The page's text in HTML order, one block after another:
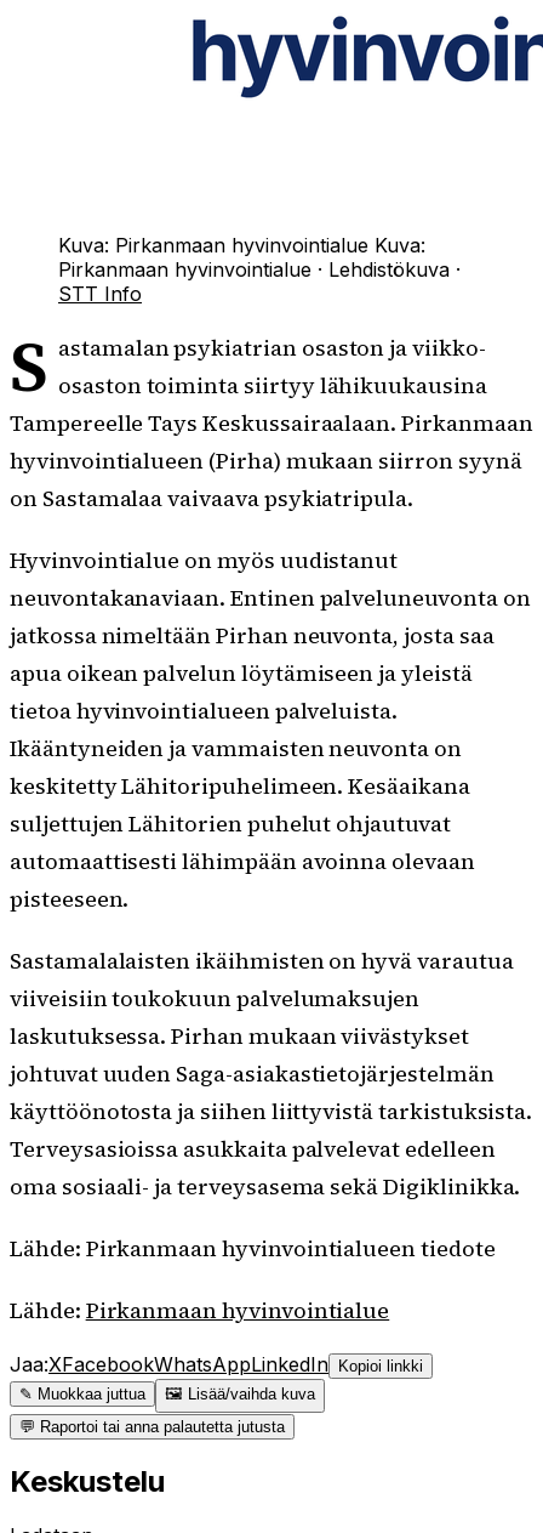
Kuva: Pirkanmaan hyvinvointialue Kuva:
Pirkanmaan hyvinvointialue · Lehdistökuva ·
STT Info
S astamalan psykiatrian osaston ja viikko-
osaston toiminta siirtyy lähikuukausina
Tampereelle Tays Keskussairaalaan. Pirkanmaan
hyvinvointialueen (Pirha) mukaan siirron syynä
on Sastamalaa vaivaava psykiatripula.
Hyvinvointialue on myös uudistanut
neuvontakanaviaan. Entinen palveluneuvonta on
jatkossa nimeltään Pirhan neuvonta, josta saa
apua oikean palvelun löytämiseen ja yleistä
tietoa hyvinvointialueen palveluista.
Ikääntyneiden ja vammaisten neuvonta on
keskitetty Lähitoripuhelimeen. Kesäaikana
suljettujen Lähitorien puhelut ohjautuvat
automaattisesti lähimpään avoinna olevaan
pisteeseen.
Sastamalalaisten ikäihmisten on hyvä varautua
viiveisiin toukokuun palvelumaksujen
laskutuksessa. Pirhan mukaan viivästykset
johtuvat uuden Saga-asiakastietojärjestelmän
käyttöönotosta ja siihen liittyvistä tarkistuksista.
Terveysasioissa asukkaita palvelevat edelleen
oma sosiaali- ja terveysasema sekä Digiklinikka.
Lähde: Pirkanmaan hyvinvointialueen tiedote
Lähde: Pirkanmaan hyvinvointialue
Jaa:XFacebookWhatsAppLinkedIn
Kopioi linkki
✎ Muokkaa juttua
🖼 Lisää/vaihda kuva
💬 Raportoi tai anna palautetta jutusta
Keskustelu